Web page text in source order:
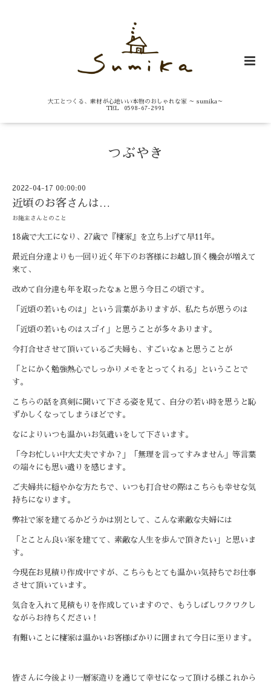
大工とつくる、素材が心地いい本物のおしゃれな家 ～ sumika～
TEL 0598-67-2991
つぶやき
2022-04-17 00:00:00
近頃のお客さんは…
お施主さんとのこと
18歳で大工になり、 27歳で『棲家』を立ち上げて早11 年。
最近自分達よりも一回り近く年下のお客様にお越し頂く機会が増えて
来て、
改めて自分達も年を取ったなぁと思う今日この頃です。
「近頃の若いものは」という言葉がありますが、私たちが思うのは
「近頃の若いものはスゴイ」と思うことが多々あります。
今打合せさせて頂いているご夫婦も、すごいなぁと思うことが
「とにかく勉強熱心でしっかりメモをとってくれる」
ということで
す。
こちらの話を真剣に聞いて下さる姿を見て、
自分の若い時を思うと恥
ずかしくなってしまうほどです。
なによりいつも温かいお気遣いをして下さいます。
「今お忙しい中大丈夫ですか？」「無理を言ってすみません」 等言葉
の端々にも思い遣りを感じます。
ご夫婦共に穏やかな方たちで、 いつも打合せの際はこちらも幸せな気
持ちになります。
弊社で家を建てるかどうかは別として、こんな素敵な夫婦には
「とことん良い家を建てて、素敵な人生を歩んで頂きたい」
と思いま
す。
今現在お見積り作成中ですが、
こちらもとても温かい気持ちでお仕事
させて頂いています。
気合を入れて見積もりを作成していますので、
もうしばしワクワクし
ながらお待ちください！
有難いことに棲家は温かいお客様ばかりに囲まれて今日に至ります。
皆さんに今後より一層家造りを通じて幸せになって頂ける様これか ら